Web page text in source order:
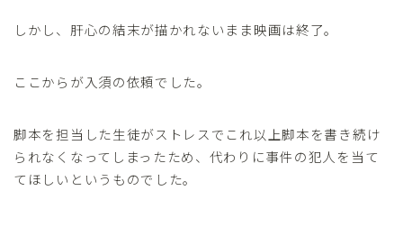
しかし、肝心の結末が描かれないまま映画は終了。
ここからが入須の依頼でした。
脚本を担当した生徒がストレスでこれ以上脚本を書き続け
られなくなってしまったため、代わりに事件の犯人を当て
てほしいというものでした。